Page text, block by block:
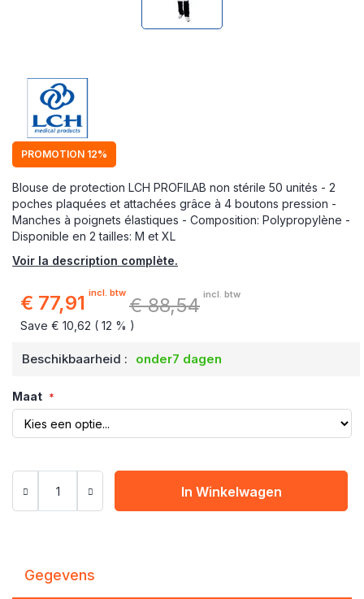
PROMOTION 12%
Blouse de protection LCH PROFILAB non stérile 50 unités - 2
poches plaquées et attachées grâce à 4 boutons pression -
Manches à poignets élastiques - Composition: Polypropylène -
Disponible en 2 tailles: M et XL
Voir la description complète.
Speciale
€ 77,91 incl. btw
€ 88,54 incl. btw
Save € 10,62 ( 12 % )
Beschikbaarheid : onder7 dagen
Maat
In Winkelwagen
Gegevens